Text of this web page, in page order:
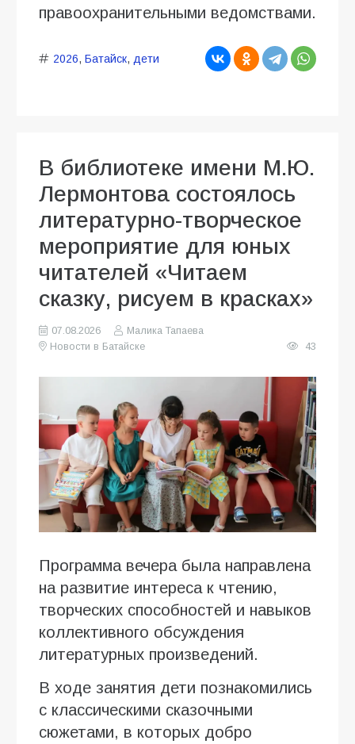
правоохранительными ведомствами.
2026, Батайск, дети
В библиотеке имени М.Ю.
Лермонтова состоялось
литературно-творческое
мероприятие для юных
читателей «Читаем
сказку, рисуем в красках»
07.08.2026
Малика Тапаева
Новости в Батайске
43
Программа вечера была направлена
на развитие интереса к чтению,
творческих способностей и навыков
коллективного обсуждения
литературных произведений.
В ходе занятия дети познакомились
с классическими сказочными
сюжетами, в которых добро